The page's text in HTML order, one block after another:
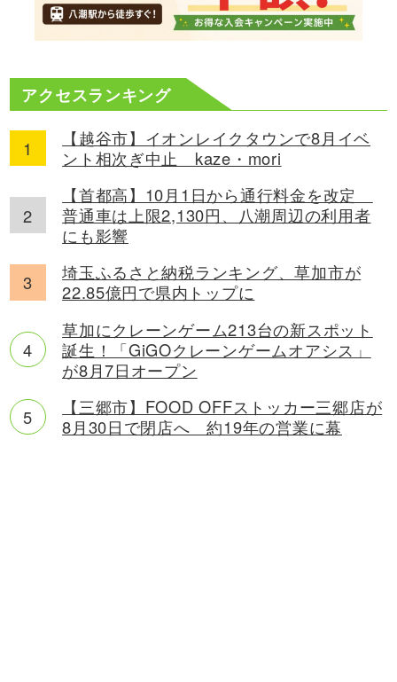
アクセスランキング
【越谷市】イオンレイクタウンで8月イベ
ント相次ぎ中止 kaze・mori
【首都高】10月1日から通行料金を改定
普通車は上限2,130円、八潮周辺の利用者
にも影響
埼玉ふるさと納税ランキング、草加市が
22.85億円で県内トップに
草加にクレーンゲーム213台の新スポット
誕生！「GiGOクレーンゲームオアシス」
が8月7日オープン
【三郷市】FOOD OFFストッカー三郷店が
8月30日で閉店へ 約19年の営業に幕